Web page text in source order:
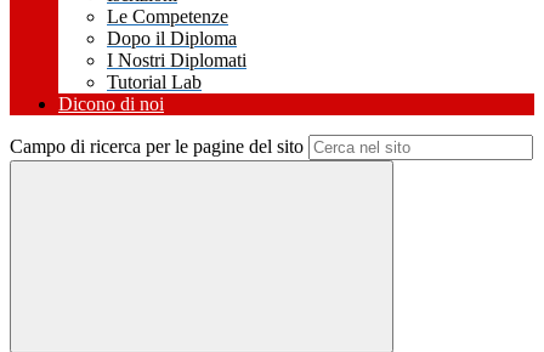
Le Competenze
Dopo il Diploma
I Nostri Diplomati
Tutorial Lab
Dicono di noi
Campo di ricerca per le pagine del sito